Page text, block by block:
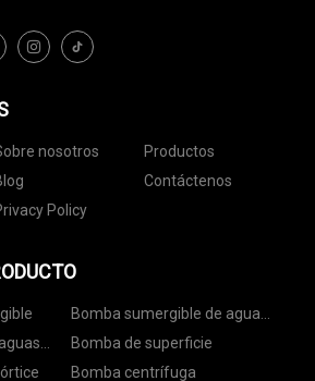
nosotros
Productos
Contáctenos
Policy
Bomba sumergible de agua
limpia
Bomba de superficie
Bomba centrífuga